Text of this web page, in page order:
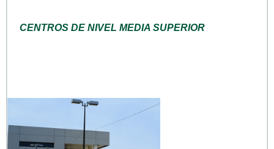
CENTROS DE NIVEL MEDIA SUPERIOR